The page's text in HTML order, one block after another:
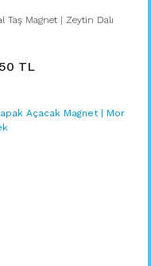
Taş Magnet | Zeytin Dalı
TL